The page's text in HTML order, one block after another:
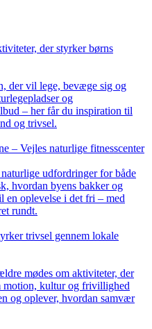
der styrker børns
der vil lege, bevæge sig og
og
– her får du inspiration til
og trivsel.
– Vejles naturlige fitnesscenter
udfordringer for både
hvordan byens bakker og
oplevelse i det fri – med
rundt.
trivsel gennem lokale
mødes om aktiviteter, der
motion, kultur og frivillighed
og oplever, hvordan samvær